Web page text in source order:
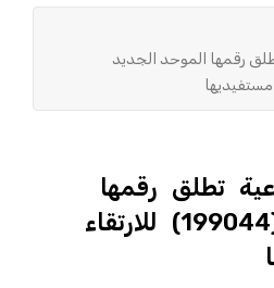
رقمها الموحد الجديد
تطلق رقمها
الموحد الجديد (199044) للارتقاء